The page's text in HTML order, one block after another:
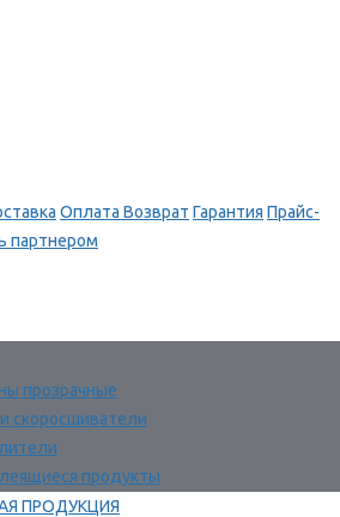
Оплата Возврат Гарантия Прайс-
партнером
прозрачные
скоросшиватели
продукты
ПРОДУКЦИЯ